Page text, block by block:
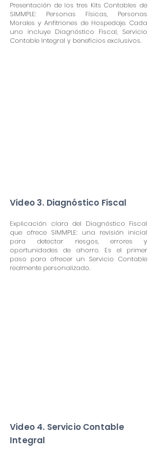
Presentación de los tres Kits Contables de
SIMMPLE: Personas Físicas, Personas
Morales y Anfitriones de Hospedaje. Cada
uno incluye Diagnóstico Fiscal, Servicio
Contable Integral y beneficios exclusivos.
Video 3. Diagnóstico Fiscal
Explicación clara del Diagnóstico Fiscal
que ofrece SIMMPLE: una revisión inicial
para detectar riesgos, errores y
oportunidades de ahorro. Es el primer
paso para ofrecer un Servicio Contable
realmente personalizado.
Video 4. Servicio Contable
Integral